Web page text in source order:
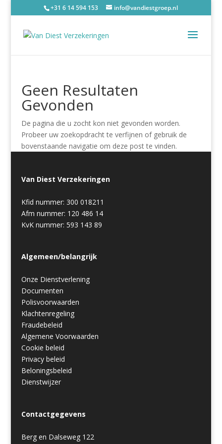
+31 6 14 594 153 info@vandiestgroep.nl
Geen Resultaten
Gevonden
De pagina die u zocht kon niet gevonden worden.
Probeer uw zoekopdracht te verfijnen of gebruik de
bovenstaande navigatie om deze post te vinden.
Van Diest Verzekeringen
Kfid nummer: 300 018211
Afm nummer: 120 486 14
KvK nummer: 593 143 89
Algemeen/belangrijk
Onze Dienstverlening
Documenten
Polisvoorwaarden
Klachtenregeling
Fraudebeleid
Algemene Voorwaarden
Cookie beleid
Privacy beleid
Beloningsbeleid
Dienstwijzer
Contactgegevens
Berg en Dalseweg 122